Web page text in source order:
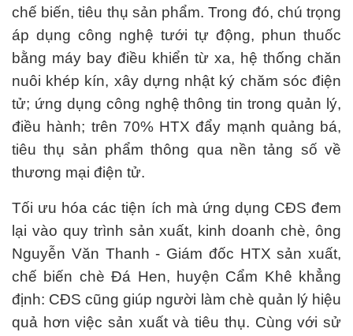
chế biến, tiêu thụ sản phẩm. Trong đó, chú trọng
áp dụng công nghệ tưới tự động, phun thuốc
bằng máy bay điều khiển từ xa, hệ thống chăn
nuôi khép kín, xây dựng nhật ký chăm sóc điện
tử; ứng dụng công nghệ thông tin trong quản lý,
điều hành; trên 70% HTX đẩy mạnh quảng bá,
tiêu thụ sản phẩm thông qua nền tảng số về
thương mại điện tử.
Tối ưu hóa các tiện ích mà ứng dụng CĐS đem
lại vào quy trình sản xuất, kinh doanh chè, ông
Nguyễn Văn Thanh - Giám đốc HTX sản xuất,
chế biến chè Đá Hen, huyện Cẩm Khê khẳng
định: CĐS cũng giúp người làm chè quản lý hiệu
quả hơn việc sản xuất và tiêu thụ. Cùng với sử